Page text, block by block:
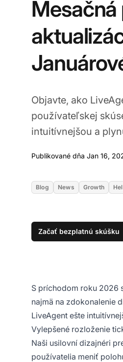
Objavte, ako
používateľskej
intuitívnejšou a
Publikované dňa Jan 16,
Blog News Growth
Začať bezplatnú skúšku
S príchodom roku 2026
najmä na zdokonalenie
LiveAgent ešte
Vylepšené rozloženie
Naši usilovní dizajnéri
používatelia meniť